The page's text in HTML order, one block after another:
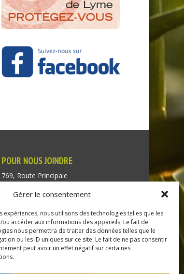
Gérer le consentement
expériences, nous utilisons des technologies telles que les
accéder aux informations des appareils. Le fait de
nous permettra de traiter des données telles que le
ou les ID uniques sur ce site. Le fait de ne pas consentir
peut avoir un effet négatif sur certaines
POUR NOUS JOINDRE
769, Route Principale
Québec J0P 1P1
Téléphone : (450) 451-5203
Direction générale :
dir@tressaintredempteur.ca
Administration générale :
recep@tressaintredempteur.ca